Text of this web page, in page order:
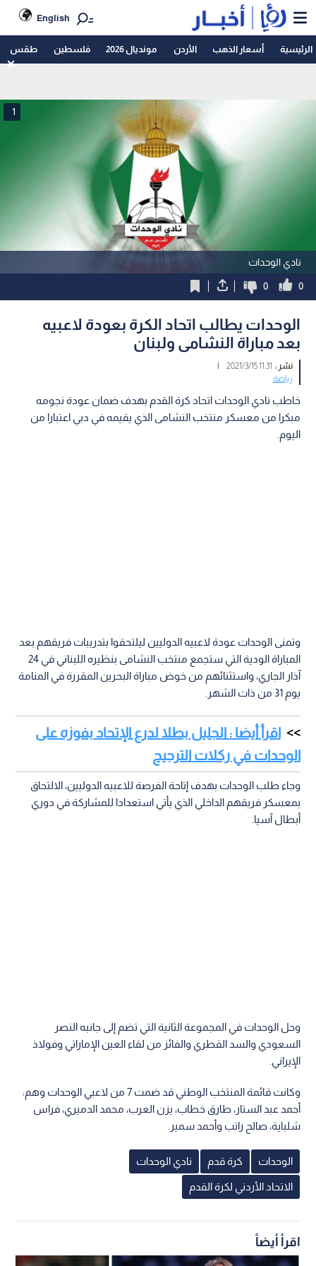
English
الرئيسية أسعار الذهب الأردن مونديال 2026 فلسطين طقس
نادي الوحدات
1
0
0
الوحدات يطالب اتحاد الكرة بعودة لاعبيه
بعد مباراة النشامى ولبنان
نشر : 11:31 2021/3/15
|
رياضة
خاطب نادي الوحدات اتحاد كرة القدم بهدف ضمان عودة نجومه
مبكرا من معسكر منتخب النشامى الذي يقيمه في دبي اعتبارا من
اليوم.
وتمنى الوحدات عودة لاعبيه الدوليين ليلتحقوا بتدريبات فريقهم بعد
المباراة الودية التي ستجمع منتخب النشامى بنظيره اللبناني في 24
آذار الجاري، واستثنائهم من خوض مباراة البحرين المقررة في المنامة
يوم 31 من ذات الشهر.
اقرأ أيضا : الجليل بطلا لدرع الإتحاد بفوزه على
الوحدات في ركلات الترجيح
وجاء طلب الوحدات بهدف إتاحة الفرصة للاعبيه الدوليين، الالتحاق
بمعسكر فريقهم الداخلي الذي يأتي استعدادا للمشاركة في دوري
أبطال آسيا.
وحل الوحدات في المجموعة الثانية التي تضم إلى جانبه النصر
السعودي والسد القطري والفائز من لقاء العين الإماراتي وفولاذ
الإيراني.
وكانت قائمة المنتخب الوطني قد ضمت 7 من لاعبي الوحدات وهم:
أحمد عبد الستار، طارق خطاب، يزن العرب، محمد الدميري، فراس
شلباية، صالح راتب وأحمد سمير.
الوحدات كرة قدم نادي الوحدات
الاتحاد الأردني لكرة القدم
اقرأ أيضاً